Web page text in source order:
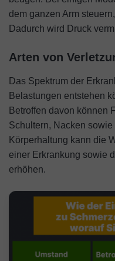
dem ganzen Arm
Dadurch wird Druck
Arten von
Das Spektrum der
Belastungen entstehen
Betroffen davon können
Schultern, Nacken
Körperhaltung kann die
einer Erkrankung sowie
erhöhen.